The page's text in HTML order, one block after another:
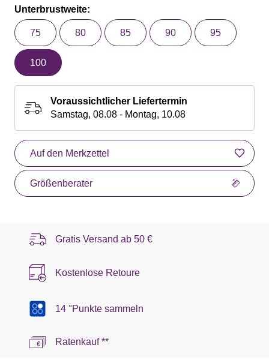
Unterbrustweite:
75 80 85 90 95
100
Voraussichtlicher Liefertermin
Samstag, 08.08 - Montag, 10.08
Auf den Merkzettel
Größenberater
Gratis Versand ab 50 €
Kostenlose Retoure
14 °Punkte sammeln
Ratenkauf **